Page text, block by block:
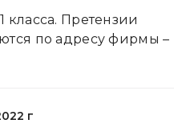
Претензии
по адресу фирмы –
г